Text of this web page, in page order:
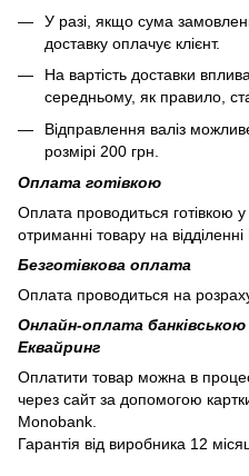
У разі, якщо сума
доставку оплачує клієнт.
На вартість доставки
середньому, як правило,
Відправлення валіз
розмірі 200 грн.
Оплата готівкою
Оплата проводиться готівкою
отриманні товару на
Безготівкова оплата
Оплата проводиться на
Онлайн-оплата
Еквайринг
Оплатити товар можна в
через сайт за допомогою
Monobank.
Гарантія від виробника 12